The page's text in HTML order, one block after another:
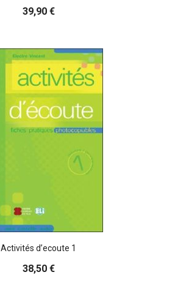
39,90 €
Activités d’ecoute 1
38,50 €